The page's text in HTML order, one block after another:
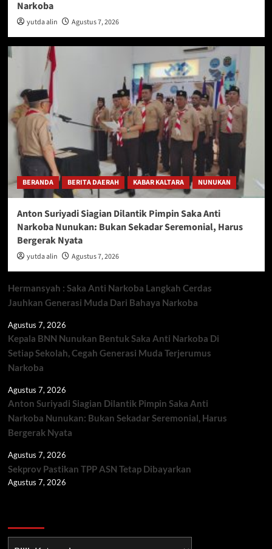
Narkoba
yutda alin Agustus 7, 2026
BERANDA BERITA DAERAH KABAR KALTARA NUNUKAN
Anton Suriyadi Siagian Dilantik Pimpin Saka Anti
Narkoba Nunukan: Bukan Sekadar Seremonial, Harus
Bergerak Nyata
yutda alin Agustus 7, 2026
Hermansyah : Saka Anti Narkoba Langkah Cerdas
Jauhkan Generasi Muda Dari Bahaya Narkoba
Agustus 7, 2026
Kepala BNN Nunukan Bentuk Saka Anti Narkoba Di
Setiap Sekolah, Cegah Generasi Muda Terjerumus
Narkoba
Agustus 7, 2026
Anton Suriyadi Siagian Dilantik Pimpin Saka Anti
Narkoba Nunukan: Bukan Sekadar Seremonial, Harus
Bergerak Nyata
Agustus 7, 2026
Sekprov Pastikan TPP ASN Tetap Dibayarkan
Agustus 7, 2026